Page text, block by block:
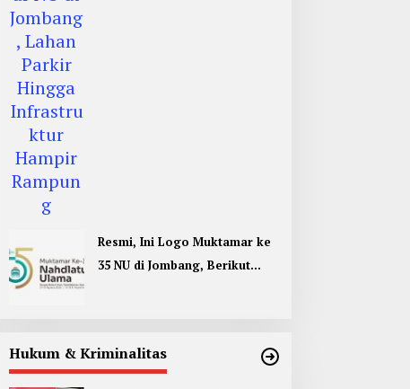
Resmi, Ini Logo Muktamar ke
35 NU di Jombang, Berikut
Hukum & Kriminalitas